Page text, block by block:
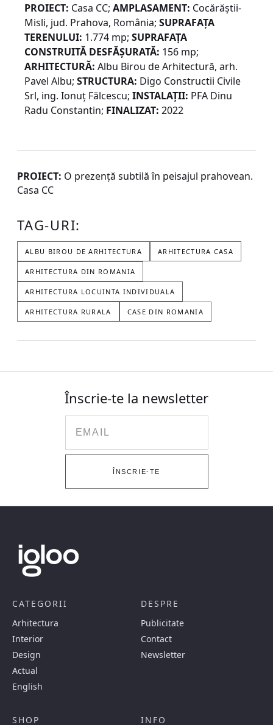
PROIECT: Casa CC; AMPLASAMENT: Cocărăștii-
Misli, jud. Prahova, România; SUPRAFAȚA
TERENULUI: 1.774 mp; SUPRAFAȚA
CONSTRUITĂ DESFĂȘURATĂ: 156 mp;
ARHITECTURĂ: Albu Birou de Arhitectură, arh.
Pavel Albu; STRUCTURA: Digo Constructii Civile
Srl, ing. Ionuț Fălcescu; INSTALAȚII: PFA Dinu
Radu Constantin; FINALIZAT: 2022
PROIECT: O prezență subtilă în peisajul prahovean.
Casa CC
TAG-URI:
ALBU BIROU DE ARHITECTURA ARHITECTURA CASA
ARHITECTURA DIN ROMANIA
ARHITECTURA LOCUINTA INDIVIDUALA
ARHITECTURA RURALA CASE DIN ROMANIA
Înscrie-te la newsletter
ÎNSCRIE-TE
CATEGORII
Arhitectura
Interior
Design
Actual
English
DESPRE
Publicitate
Contact
Newsletter
SHOP INFO